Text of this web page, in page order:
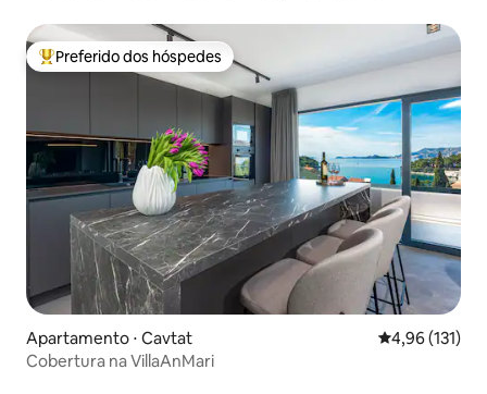
Entre os melhores preferidos dos hóspedes
Preferido dos hóspedes
Apartamento ⋅ Cavtat 4,96 de uma
4,96 (131)
Cobertura na VillaAnMari